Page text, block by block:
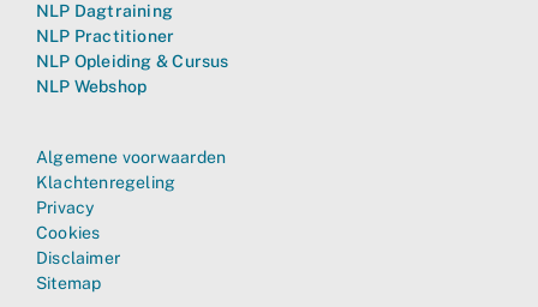
NLP Dagtraining
NLP Practitioner
NLP Opleiding & Cursus
NLP Webshop
Algemene voorwaarden
Klachtenregeling
Privacy
Cookies
Disclaimer
Sitemap